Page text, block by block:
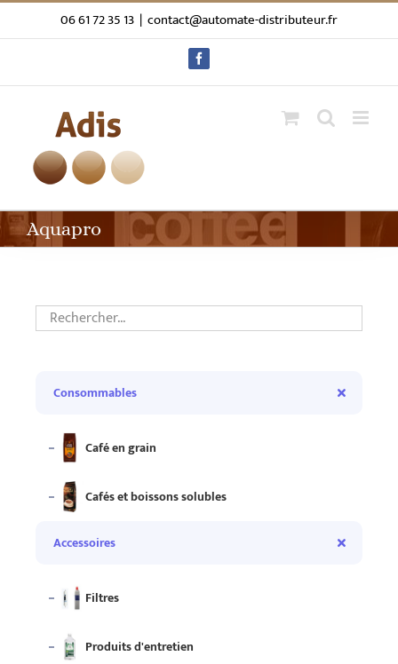
Passer
au
06 61 72 35 13 | contact@automate-distributeur.fr
Facebook
Aquapro
Consommables
Café en grain
Cafés et boissons solubles
Accessoires
Filtres
Produits d'entretien